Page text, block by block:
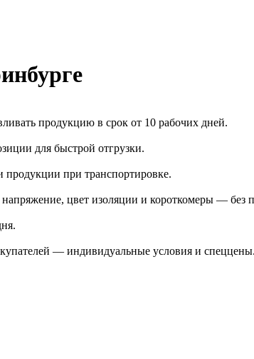
продукцию в срок от 10 рабочих дней.
для быстрой отгрузки.
продукции при транспортировке.
цвет изоляции и короткомеры — без
— индивидуальные условия и